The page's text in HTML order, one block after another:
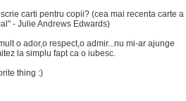
carti pentru copii? (cea mai recenta carte a
- Julie Andrews Edwards)
o ador,o respect,o admir...nu mi-ar ajunge
la simplu fapt ca o iubesc.
thing :)